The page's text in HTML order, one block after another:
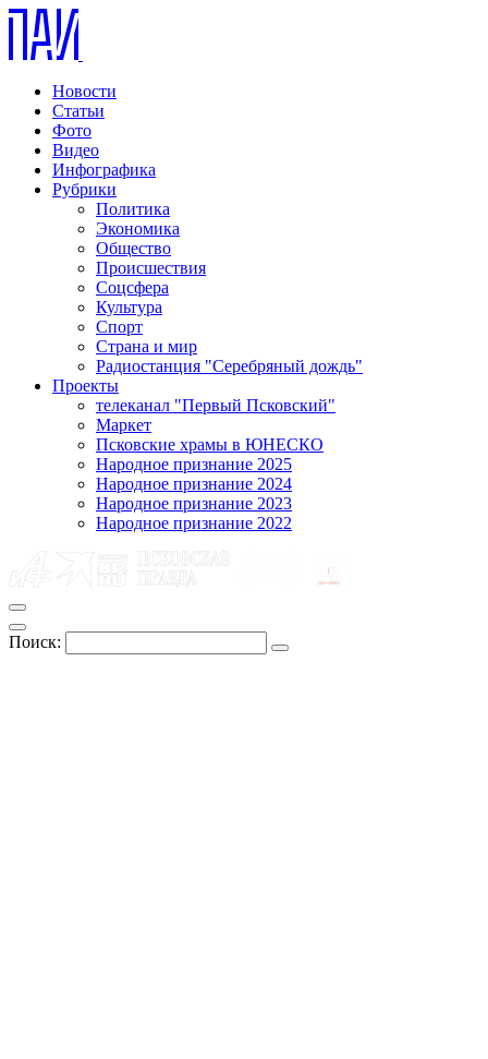
Новости
Статьи
Фото
Видео
Инфографика
Рубрики
Политика
Экономика
Общество
Происшествия
Соцсфера
Культура
Спорт
Страна и мир
Радиостанция "Серебряный дождь"
Проекты
телеканал "Первый Псковский"
Маркет
Псковские храмы в ЮНЕСКО
Народное признание 2025
Народное признание 2024
Народное признание 2023
Народное признание 2022
Поиск: